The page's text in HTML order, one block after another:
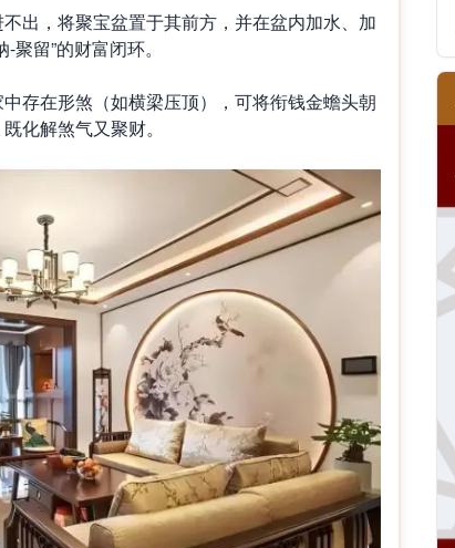
，将聚宝盆置于其前方，并在盆内加水、加
留”的财富闭环。
在形煞（如横梁压顶），可将衔钱金蟾头朝
化解煞气又聚财。